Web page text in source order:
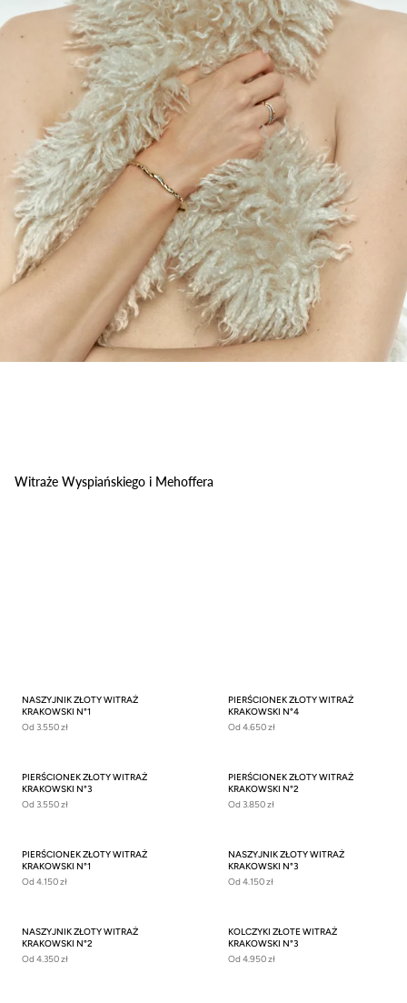
Witraże Wyspiańskiego i Mehoffera
NASZYJNIK ZŁOTY WITRAŻ
KRAKOWSKI N°1
Od 3.550 zł
PIERŚCIONEK ZŁOTY WITRAŻ
KRAKOWSKI N°4
Od 4.650 zł
PIERŚCIONEK ZŁOTY WITRAŻ
KRAKOWSKI N°3
Od 3.550 zł
PIERŚCIONEK ZŁOTY WITRAŻ
KRAKOWSKI N°2
Od 3.850 zł
PIERŚCIONEK ZŁOTY WITRAŻ
KRAKOWSKI N°1
Od 4.150 zł
NASZYJNIK ZŁOTY WITRAŻ
KRAKOWSKI N°3
Od 4.150 zł
NASZYJNIK ZŁOTY WITRAŻ
KRAKOWSKI N°2
Od 4.350 zł
KOLCZYKI ZŁOTE WITRAŻ
KRAKOWSKI N°3
Od 4.950 zł